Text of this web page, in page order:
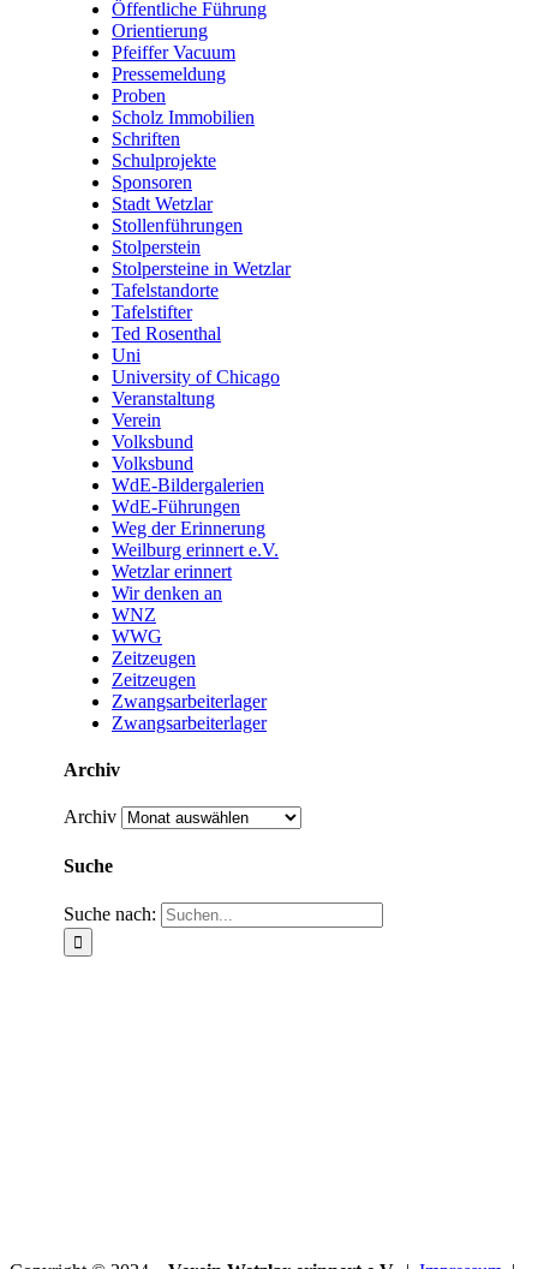
Öffentliche Führung
Orientierung
Pfeiffer Vacuum
Pressemeldung
Proben
Scholz Immobilien
Schriften
Schulprojekte
Sponsoren
Stadt Wetzlar
Stollenführungen
Stolperstein
Stolpersteine in Wetzlar
Tafelstandorte
Tafelstifter
Ted Rosenthal
Uni
University of Chicago
Veranstaltung
Verein
Volksbund
Volksbund
WdE-Bildergalerien
WdE-Führungen
Weg der Erinnerung
Weilburg erinnert e.V.
Wetzlar erinnert
Wir denken an
WNZ
WWG
Zeitzeugen
Zeitzeugen
Zwangsarbeiterlager
Zwangsarbeiterlager
Archiv
Archiv
Suche
Suche nach: